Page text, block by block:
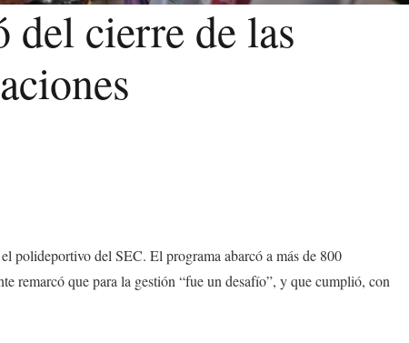
cierre de las
polideportivo del SEC. El programa abarcó a más de 800
remarcó que para la gestión “fue un desafío”, y que cumplió, con